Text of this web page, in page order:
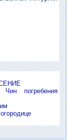
Чин погребения